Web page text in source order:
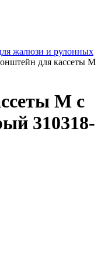
жалюзи и рулонных
для кассеты M
M с
310318-